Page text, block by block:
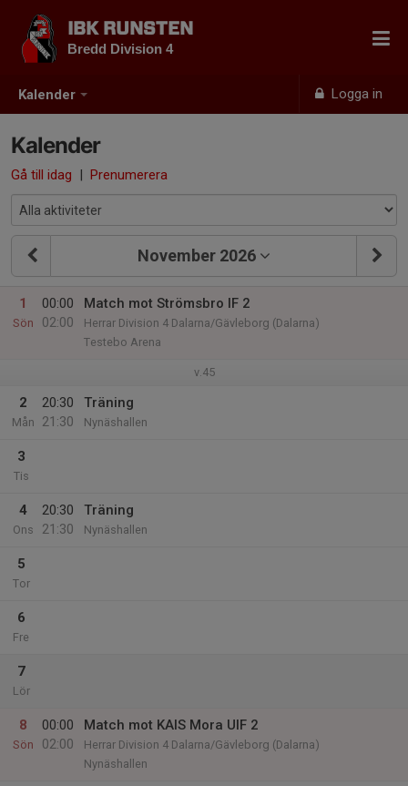
Kalender Logga in
IBK RUNSTEN
Bredd Division 4
Kalender
Gå till idag | Prenumerera
November 2026
1
Sön
00:00
02:00
Match mot Strömsbro IF 2
Herrar Division 4 Dalarna/Gävleborg (Dalarna)
Testebo Arena
v.45
2
Mån
20:30
21:30
Träning
Nynäshallen
3
Tis
4
Ons
20:30
21:30
Träning
Nynäshallen
5
Tor
6
Fre
7
Lör
8
Sön
00:00
02:00
Match mot KAIS Mora UIF 2
Herrar Division 4 Dalarna/Gävleborg (Dalarna)
Nynäshallen